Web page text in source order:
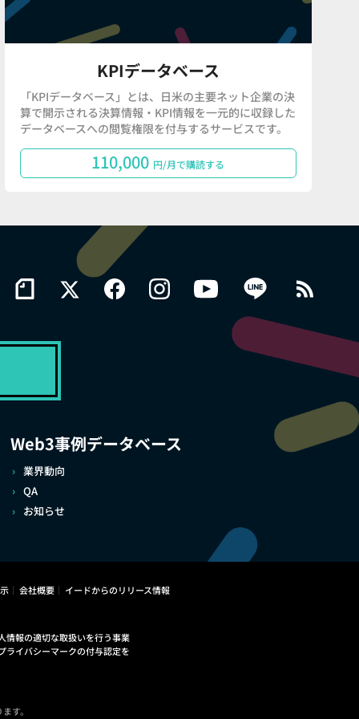
KPIデータベース
「KPIデータベース」とは、日米の主要ネット企業の決
算で開示される決算情報・KPI情報を一元的に収録した
データベースへの閲覧権限を付与するサービスです。
110,000 円/月で購読する
Web3事例データベース
業界動向
QA
お知らせ
会社概要 イードからのリリース情報
情報の適切な取扱いを行う事業
ライバシーマークの付与認定を
す。